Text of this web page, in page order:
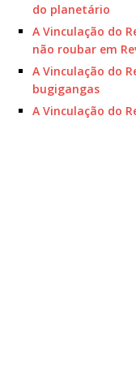
do planetário
A Vinculação do
não roubar em
A Vinculação do
bugigangas
A Vinculação do